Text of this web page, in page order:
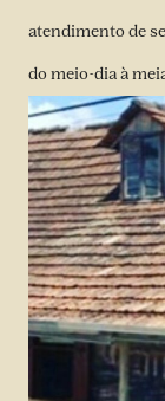
atendimento de
do meio-dia à